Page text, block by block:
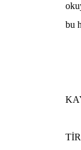
bu